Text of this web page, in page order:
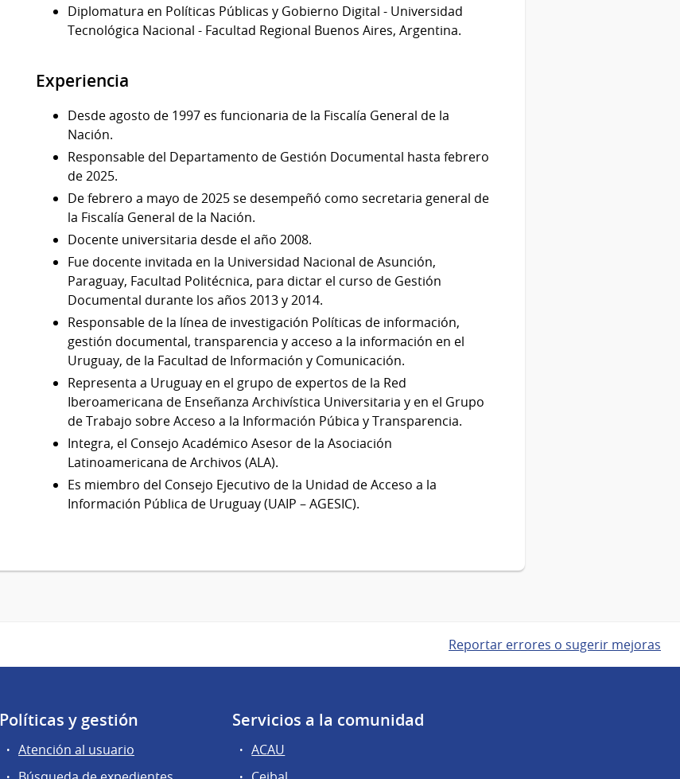
Diplomatura en Políticas Públicas y Gobierno Digital - Universidad
Tecnológica Nacional - Facultad Regional Buenos Aires, Argentina.
Experiencia
Desde agosto de 1997 es funcionaria de la Fiscalía General de la
Nación.
Responsable del Departamento de Gestión Documental hasta febrero
de 2025.
De febrero a mayo de 2025 se desempeñó como secretaria general de
la Fiscalía General de la Nación.
Docente universitaria desde el año 2008.
Fue docente invitada en la Universidad Nacional de Asunción,
Paraguay, Facultad Politécnica, para dictar el curso de Gestión
Documental durante los años 2013 y 2014.
Responsable de la línea de investigación Políticas de información,
gestión documental, transparencia y acceso a la información en el
Uruguay, de la Facultad de Información y Comunicación.
Representa a Uruguay en el grupo de expertos de la Red
Iberoamericana de Enseñanza Archivística Universitaria y en el Grupo
de Trabajo sobre Acceso a la Información Púbica y Transparencia.
Integra, el Consejo Académico Asesor de la Asociación
Latinoamericana de Archivos (ALA).
Es miembro del Consejo Ejecutivo de la Unidad de Acceso a la
Información Pública de Uruguay (UAIP – AGESIC).
Reportar errores o sugerir mejoras
Políticas y gestión
Atención al usuario
Servicios a la comunidad
ACAU